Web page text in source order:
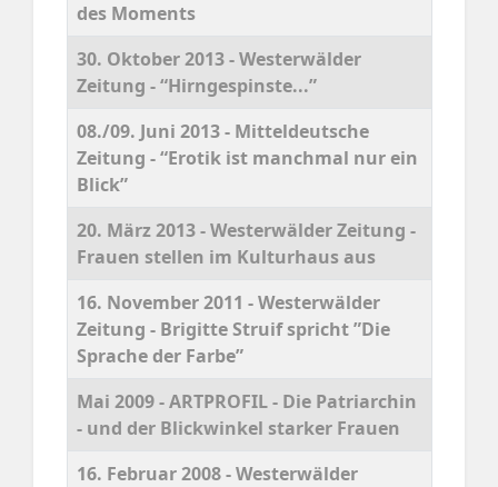
des Moments
30. Oktober 2013 - Westerwälder
Zeitung - “Hirngespinste...”
08./09. Juni 2013 - Mitteldeutsche
Zeitung - “Erotik ist manchmal nur ein
Blick”
20. März 2013 - Westerwälder Zeitung -
Frauen stellen im Kulturhaus aus
16. November 2011 - Westerwälder
Zeitung - Brigitte Struif spricht ”Die
Sprache der Farbe”
Mai 2009 - ARTPROFIL - Die Patriarchin
- und der Blickwinkel starker Frauen
16. Februar 2008 - Westerwälder